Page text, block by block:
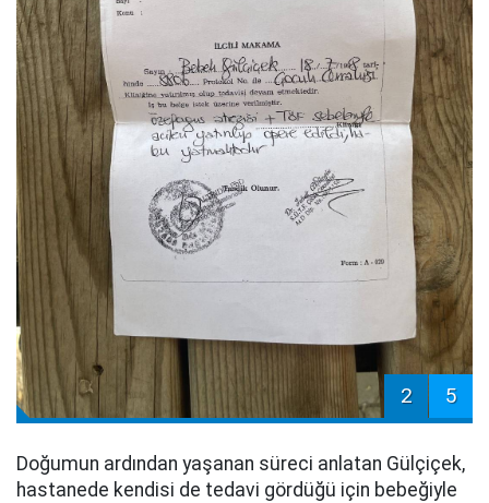
2 5
Doğumun ardından yaşanan süreci anlatan Gülçiçek,
hastanede kendisi de tedavi gördüğü için bebeğiyle